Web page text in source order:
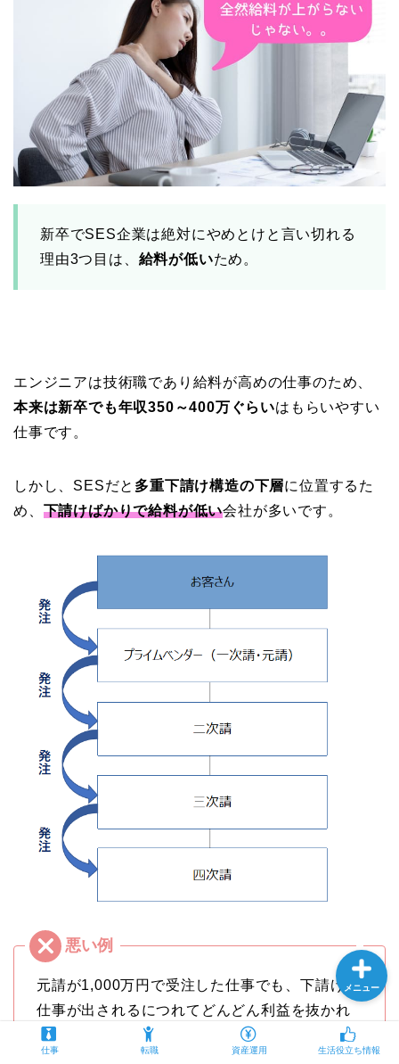
新卒でSES企業は絶対にやめとけと言い切れる
理由3つ目は、 給料が低いため。
エンジニアは技術職であり給料が高めの仕事のため、
本来は新卒でも年収350～400万ぐらいはもらいやすい
仕事です。
しかし、SESだと 多重下請け構造の下層に位置するた
め、 下請けばかりで給料が低い会社が多いです。
元請が1,000万円で受注した仕事でも、下請けに
仕事が出されるにつれてどんどん利益を抜かれ
ていくので、三次請以降だと自分たちの売上は
100万円を切ることも。
仕事 転職 資産運用 生活役立ち情報
メニュー
プロフィール